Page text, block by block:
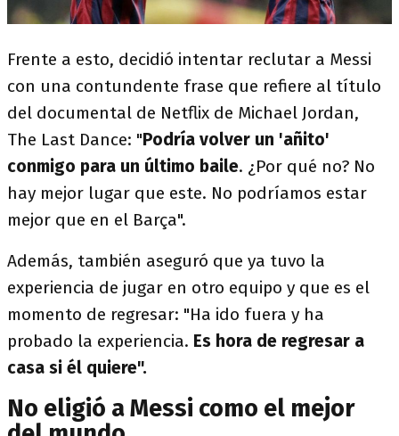
Frente a esto, decidió intentar reclutar a Messi
con una contundente frase que refiere al título
del documental de Netflix de Michael Jordan,
The Last Dance: "Podría volver un 'añito'
conmigo para un último baile. ¿Por qué no? No
hay mejor lugar que este. No podríamos estar
mejor que en el Barça".
Además, también aseguró que ya tuvo la
experiencia de jugar en otro equipo y que es el
momento de regresar: "Ha ido fuera y ha
probado la experiencia. Es hora de regresar a
casa si él quiere".
No eligió a Messi como el mejor